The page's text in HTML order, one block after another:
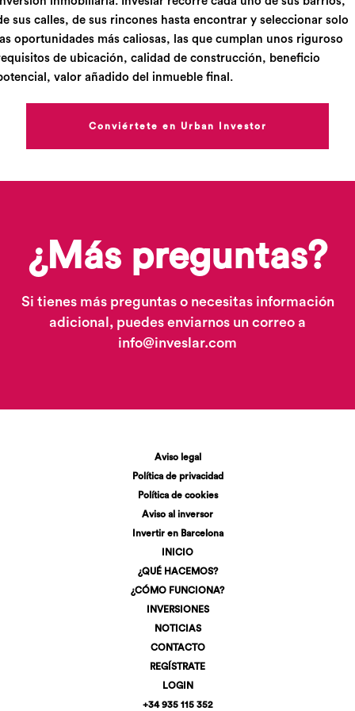
sus calles, de sus rincones hasta encontrar y seleccionar solo
oportunidades más caliosas, las que cumplan unos riguroso
de ubicación, calidad de construcción, beneficio
valor añadido del inmueble final.
Conviértete en Urban Investor
¿Más preguntas?
Si tienes más preguntas o necesitas información
adicional, puedes enviarnos un correo a
info@inveslar.com
Aviso legal
Política de privacidad
Política de cookies
Aviso al inversor
Invertir en Barcelona
INICIO
¿QUÉ HACEMOS?
¿CÓMO FUNCIONA?
INVERSIONES
NOTICIAS
CONTACTO
REGÍSTRATE
LOGIN
+34 935 115 352